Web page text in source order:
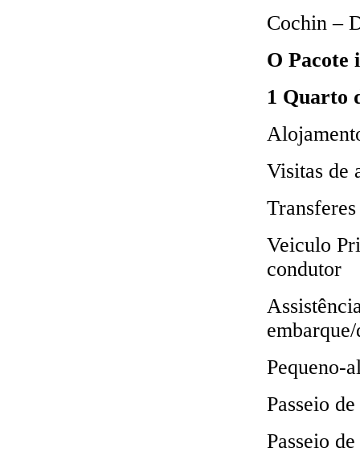
Cochin –
O Pacote
1 Quarto
Visitas de
Veiculo
condutor
Pequeno-
Passeio
Passeio